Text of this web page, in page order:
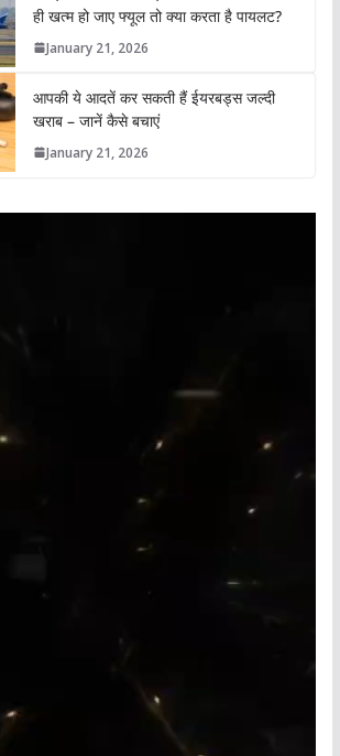
ही खत्म हो जाए फ्यूल तो क्या करता है पायलट?
January 21, 2026
आपकी ये आदतें कर सकती हैं ईयरबड्स जल्दी
खराब – जानें कैसे बचाएं
January 21, 2026